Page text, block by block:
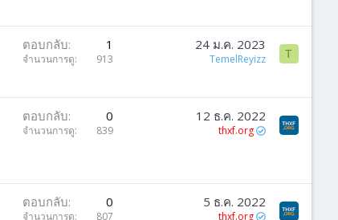
ตอบกลับ 1
จำนวนการดู 913
24 ม.ค. 2023
TemelReyizz T
ตอบกลับ 0
จำนวนการดู 839
12 ธ.ค. 2022
thxf.org
ตอบกลับ 0
จำนวนการดู 807
5 ธ.ค. 2022
thxf.org